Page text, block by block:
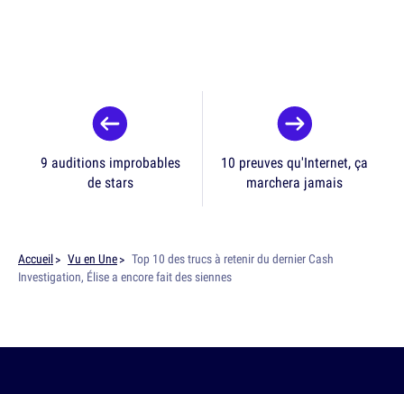
9 auditions improbables
de stars
10 preuves qu'Internet, ça
marchera jamais
Accueil Vu en Une
Top 10 des trucs à retenir du dernier Cash
Investigation, Élise a encore fait des siennes